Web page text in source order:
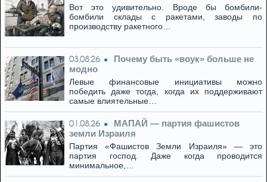
Вот это удивительно. Вроде бы бомбили-
бомбили склады с ракетами, заводы по
производству ракетного…
03.08.26
Почему быть «воук» больше не
модно
Левые финансовые инициативы можно
победить даже тогда, когда их поддерживают
самые влиятельные…
01.08.26
МАПАЙ — партия фашистов
земли Израиля
Партия «Фашистов Земли Израиля» — это
партия господ. Даже когда проводится
минимальное,…